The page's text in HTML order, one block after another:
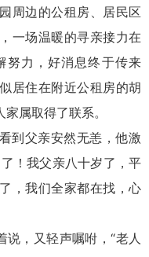
周边的公租房、居民区
一场温暖的寻亲接力在
努力，好消息终于传来
居住在附近公租 房的胡
属取得了联系。
到父亲安然无恙，他激
！我父亲八十岁了，平
，我们全家都在找，心
说，又轻声嘱咐，“老人